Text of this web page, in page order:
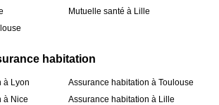
Mutuelle santé à Lille
habitation
à Lyon
à Nice
Assurance habitation à Toulouse
Assurance habitation à Lille